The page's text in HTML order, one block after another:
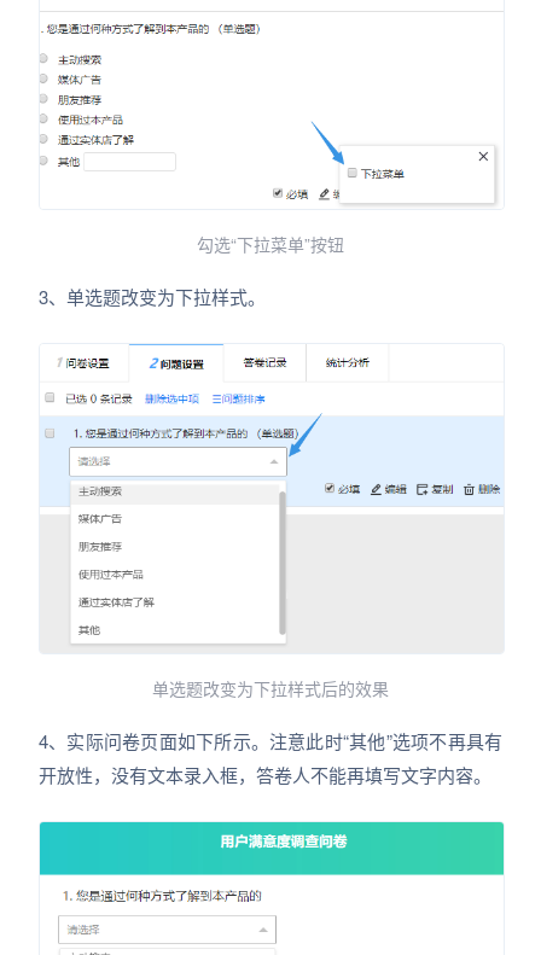
勾选“下拉菜单”按钮
3、单选题改变为下拉样式。
单选题改变为下拉样式后的效果
4、实际问卷页面如下所示。注意此时“其他”选项不再具有
开放性，没有文本录入框，答卷人不能再填写文字内容。